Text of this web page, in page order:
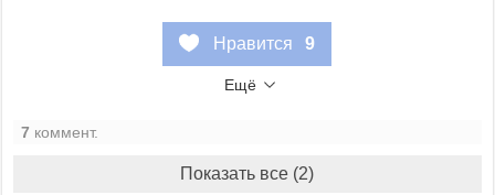
Нравится 9
Ещё
7 коммент.
Показать все (2)